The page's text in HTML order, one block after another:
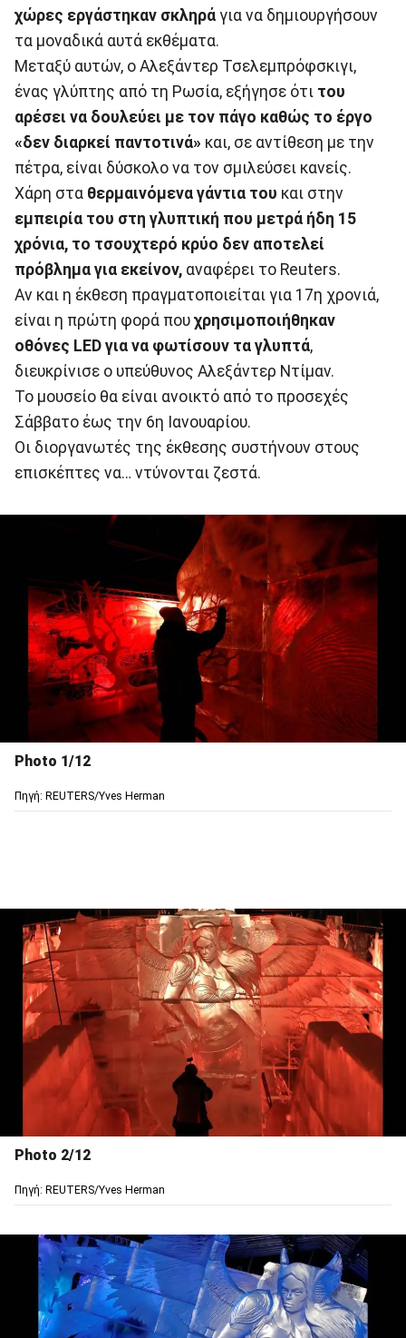
χώρες εργάστηκαν σκληρά για να δημιουργήσουν
τα μοναδικά αυτά εκθέματα.
Μεταξύ αυτών, ο Αλεξάντερ Τσελεμπρόφσκιγι,
ένας γλύπτης από τη Ρωσία, εξήγησε ότι του
αρέσει να δουλεύει με τον πάγο καθώς το έργο
«δεν διαρκεί παντοτινά» και, σε αντίθεση με την
πέτρα, είναι δύσκολο να τον σμιλεύσει κανείς.
Χάρη στα θερμαινόμενα γάντια του και στην
εμπειρία του στη γλυπτική που μετρά ήδη 15
χρόνια, το τσουχτερό κρύο δεν αποτελεί
πρόβλημα για εκείνον, αναφέρει το Reuters.
Αν και η έκθεση πραγματοποιείται για 17η χρονιά,
είναι η πρώτη φορά που χρησιμοποιήθηκαν
οθόνες LED για να φωτίσουν τα γλυπτά,
διευκρίνισε ο υπεύθυνος Αλεξάντερ Ντίμαν.
Το μουσείο θα είναι ανοικτό από το προσεχές
Σάββατο έως την 6η Ιανουαρίου.
Οι διοργανωτές της έκθεσης συστήνουν στους
επισκέπτες να… ντύνονται ζεστά.
Photo 1/12
Πηγή: REUTERS/Yves Herman
Photo 2/12
Πηγή: REUTERS/Yves Herman